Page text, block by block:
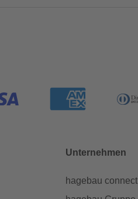
Unternehmen
hagebau connect